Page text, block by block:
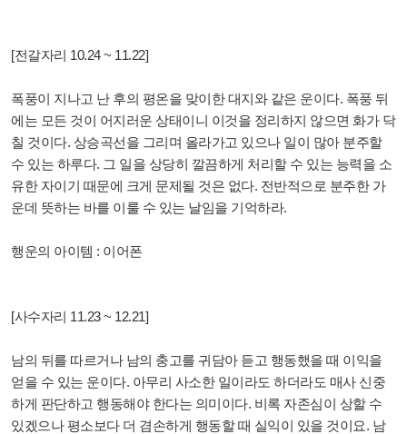
[전갈자리 10.24 ~ 11.22]
폭풍이 지나고 난 후의 평온을 맞이한 대지와 같은 운이다. 폭풍 뒤
에는 모든 것이 어지러운 상태이니 이것을 정리하지 않으면 화가 닥
칠 것이다. 상승곡선을 그리며 올라가고 있으나 일이 많아 분주할
수 있는 하루다. 그 일을 상당히 깔끔하게 처리할 수 있는 능력을 소
유한 자이기 때문에 크게 문제될 것은 없다. 전반적으로 분주한 가
운데 뜻하는 바를 이룰 수 있는 날임을 기억하라.
행운의 아이템 : 이어폰
[사수자리 11.23 ~ 12.21]
남의 뒤를 따르거나 남의 충고를 귀담아 듣고 행동했을 때 이익을
얻을 수 있는 운이다. 아무리 사소한 일이라도 하더라도 매사 신중
하게 판단하고 행동해야 한다는 의미이다. 비록 자존심이 상할 수
있겠으나 평소보다 더 겸손하게 행동할 때 실익이 있을 것이요. 남